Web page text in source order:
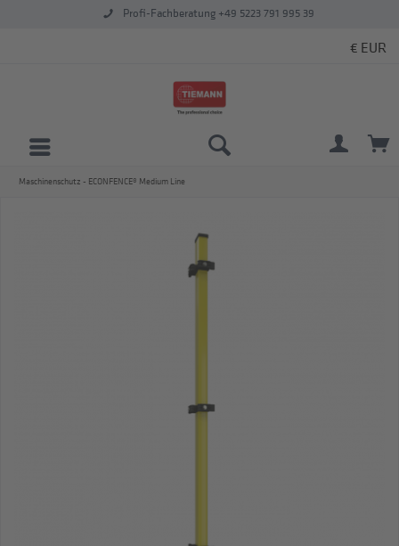
Profi-Fachberatung +49 5223 791 995 39
Maschinenschutz - ECONFENCE® Medium Line